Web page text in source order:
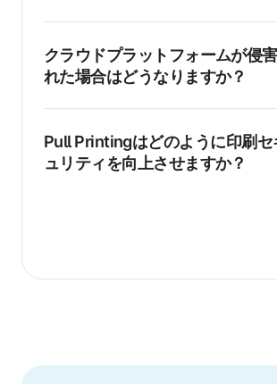
クラウドプラットフォームが侵
れた場合はどうなりますか？
Pull Printingはどのように印刷セ
ュリティを向上させますか？